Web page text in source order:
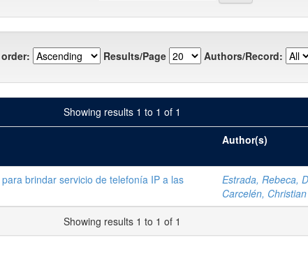
Results/Page Authors/Record:
Showing results 1 to 1 of 1
Author(s)
brindar servicio de telefonía IP a las
Estrada, Rebeca,
Carcelén,
Showing results 1 to 1 of 1